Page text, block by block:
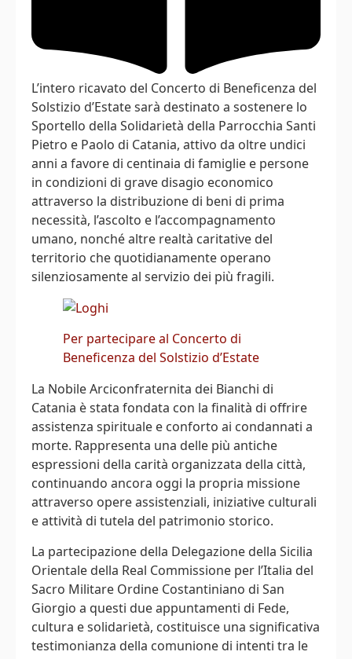
L’intero ricavato del Concerto di Beneficenza del
Solstizio d’Estate sarà destinato a sostenere lo
Sportello della Solidarietà della Parrocchia Santi
Pietro e Paolo di Catania, attivo da oltre undici
anni a favore di centinaia di famiglie e persone
in condizioni di grave disagio economico
attraverso la distribuzione di beni di prima
necessità, l’ascolto e l’accompagnamento
umano, nonché altre realtà caritative del
territorio che quotidianamente operano
silenziosamente al servizio dei più fragili.
Per partecipare al Concerto di
Beneficenza del Solstizio d’Estate
La Nobile Arciconfraternita dei Bianchi di
Catania è stata fondata con la finalità di offrire
assistenza spirituale e conforto ai condannati a
morte. Rappresenta una delle più antiche
espressioni della carità organizzata della città,
continuando ancora oggi la propria missione
attraverso opere assistenziali, iniziative culturali
e attività di tutela del patrimonio storico.
La partecipazione della Delegazione della Sicilia
Orientale della Real Commissione per l’Italia del
Sacro Militare Ordine Costantiniano di San
Giorgio a questi due appuntamenti di Fede,
cultura e solidarietà, costituisce una significativa
testimonianza della comunione di intenti tra le